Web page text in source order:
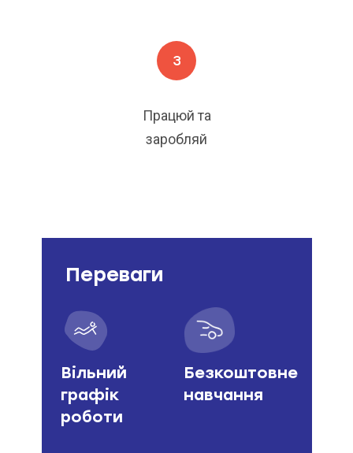
3
Працюй та
заробляй
Переваги
Вільний
графік
роботи
Безкоштовне
навчання